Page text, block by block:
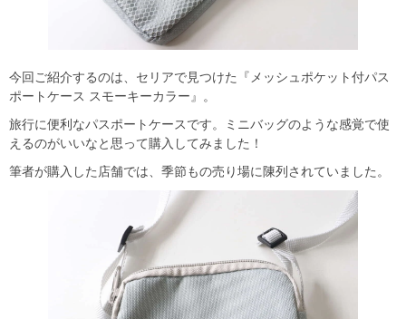
今回ご紹介するのは、セリアで見つけた『メッシュポケット付パス
ポートケース スモーキーカラー』。
旅行に便利なパスポートケースです。ミニバッグのような感覚で使
えるのがいいなと思って購入してみました！
筆者が購入した店舗では、季節もの売り場に陳列されていました。